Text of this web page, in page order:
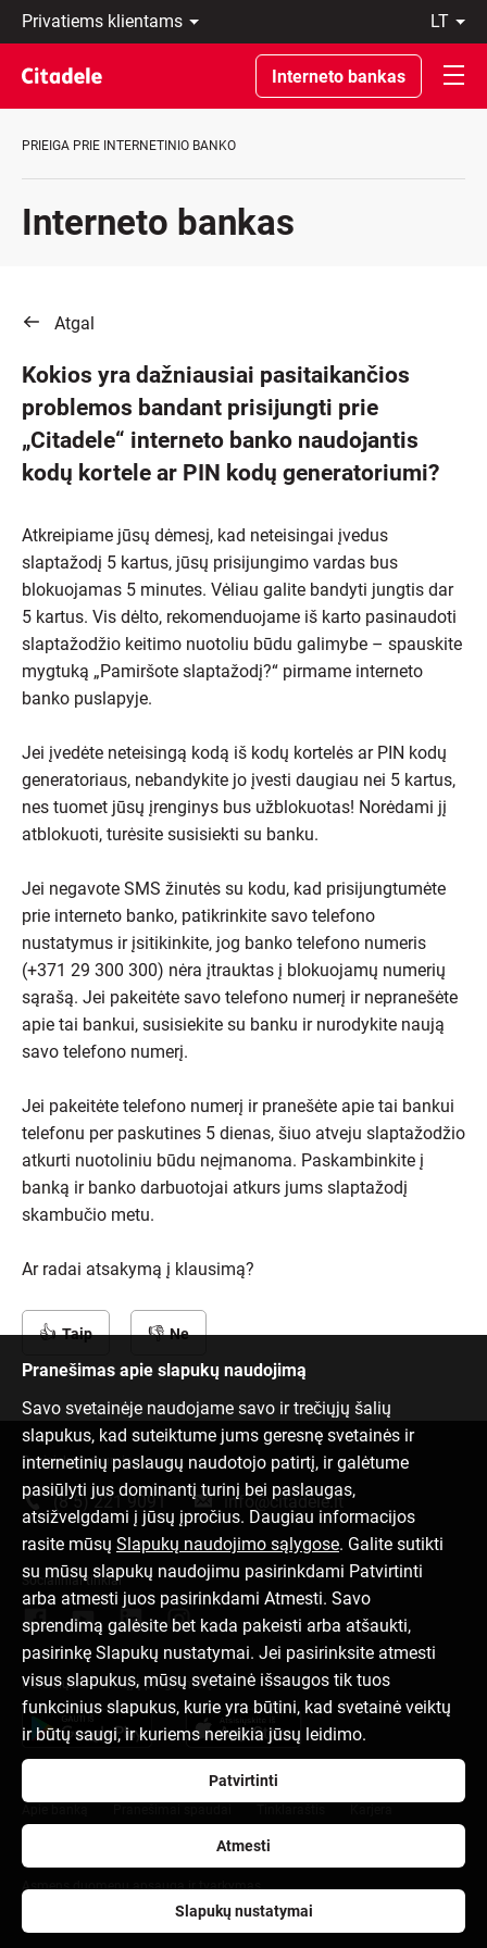
Privatiems
klientams
Verslo
klientams
Private
Apie
REWARDS
lt
LT
EN
Interneto bankas
PRIEIGA PRIE INTERNETINIO BANKO
Interneto bankas
Atgal
Kokios yra dažniausiai pasitaikančios
problemos bandant prisijungti prie
„Citadele“ interneto banko naudojantis
kodų kortele ar PIN kodų generatoriumi?
Atkreipiame jūsų dėmesį, kad neteisingai įvedus
slaptažodį 5 kartus, jūsų prisijungimo vardas bus
blokuojamas 5 minutes. Vėliau galite bandyti jungtis dar
5 kartus. Vis dėlto, rekomenduojame iš karto pasinaudoti
slaptažodžio keitimo nuotoliu būdu galimybe – spauskite
mygtuką „Pamiršote slaptažodį?“ pirmame interneto
banko puslapyje.
Jei įvedėte neteisingą kodą iš kodų kortelės ar PIN kodų
generatoriaus, nebandykite jo įvesti daugiau nei 5 kartus,
nes tuomet jūsų įrenginys bus užblokuotas! Norėdami jį
atblokuoti, turėsite susisiekti su banku.
Jei negavote SMS žinutės su kodu, kad prisijungtumėte
prie interneto banko, patikrinkite savo telefono
nustatymus ir įsitikinkite, jog banko telefono numeris
(+371 29 300 300) nėra įtrauktas į blokuojamų numerių
sąrašą. Jei pakeitėte savo telefono numerį ir nepranešėte
apie tai bankui, susisiekite su banku ir nurodykite naują
savo telefono numerį.
Jei pakeitėte telefono numerį ir pranešėte apie tai bankui
telefonu per paskutines 5 dienas, šiuo atveju slaptažodžio
atkurti nuotoliniu būdu neįmanoma. Paskambinkite į
banką ir banko darbuotojai atkurs jums slaptažodį
skambučio metu.
Ar radai atsakymą į klausimą?
Taip Ne
Pranešimas apie slapukų naudojimą
Savo svetainėje naudojame savo ir trečiųjų šalių
slapukus, kad suteiktume jums geresnę svetainės ir
internetinių paslaugų naudotojo patirtį, ir galėtume
pasiūlyti jus dominantį turinį bei paslaugas,
atsižvelgdami į jūsų įpročius. Daugiau informacijos
rasite mūsų Slapukų naudojimo sąlygose. Galite sutikti
su mūsų slapukų naudojimu pasirinkdami Patvirtinti
arba atmesti juos pasirinkdami Atmesti. Savo
sprendimą galėsite bet kada pakeisti arba atšaukti,
pasirinkę Slapukų nustatymai. Jei pasirinksite atmesti
visus slapukus, mūsų svetainė išsaugos tik tuos
funkcinius slapukus, kurie yra būtini, kad svetainė veiktų
ir būtų saugi, ir kuriems nereikia jūsų leidimo.
Patvirtinti
Atmesti
Slapukų nustatymai
Susisiek su mumis
(8 5) 221 9091 info@citadele.lt
Socialiniai tinklai
Parsisiųsk mobiliąją programėlę
Slapukų nuostatos
Developers Portal (PSD2)